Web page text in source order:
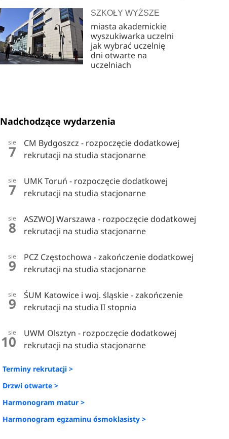
SZKOŁY WYŻSZE
miasta akademickie
wyszukiwarka uczelni
jak wybrać uczelnię
dni otwarte na
uczelniach
Nadchodzące wydarzenia
sie
7
CM Bydgoszcz - rozpoczęcie dodatkowej
rekrutacji na studia stacjonarne
sie
7
UMK Toruń - rozpoczęcie dodatkowej
rekrutacji na studia stacjonarne
sie
8
ASZWOJ Warszawa - rozpoczęcie dodatkowej
rekrutacji na studia stacjonarne
sie
9
PCZ Częstochowa - zakończenie dodatkowej
rekrutacji na studia stacjonarne
sie
9
ŚUM Katowice i woj. śląskie - zakończenie
rekrutacji na studia II stopnia
sie
10
UWM Olsztyn - rozpoczęcie dodatkowej
rekrutacji na studia stacjonarne
Terminy rekrutacji >
Drzwi otwarte >
Harmonogram matur >
Harmonogram egzaminu ósmoklasisty >